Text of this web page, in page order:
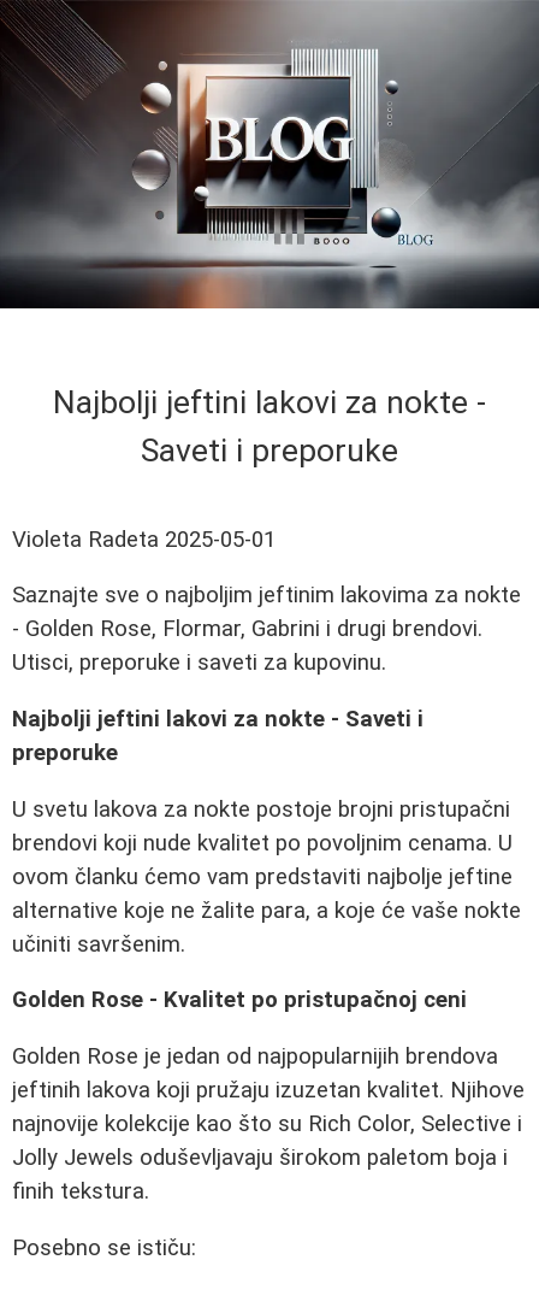
Najbolji jeftini lakovi za nokte -
Saveti i preporuke
Violeta Radeta 2025-05-01
Saznajte sve o najboljim jeftinim lakovima za nokte
- Golden Rose, Flormar, Gabrini i drugi brendovi.
Utisci, preporuke i saveti za kupovinu.
Najbolji jeftini lakovi za nokte - Saveti i
preporuke
U svetu lakova za nokte postoje brojni pristupačni
brendovi koji nude kvalitet po povoljnim cenama. U
ovom članku ćemo vam predstaviti najbolje jeftine
alternative koje ne žalite para, a koje će vaše nokte
učiniti savršenim.
Golden Rose - Kvalitet po pristupačnoj ceni
Golden Rose je jedan od najpopularnijih brendova
jeftinih lakova koji pružaju izuzetan kvalitet. Njihove
najnovije kolekcije kao što su Rich Color, Selective i
Jolly Jewels oduševljavaju širokom paletom boja i
finih tekstura.
Posebno se ističu: